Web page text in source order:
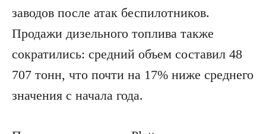
заводов после атак беспилотников.
Продажи дизельного топлива также
сократились: средний объем составил 48
707 тонн, что почти на 17% ниже среднего
значения с начала года.